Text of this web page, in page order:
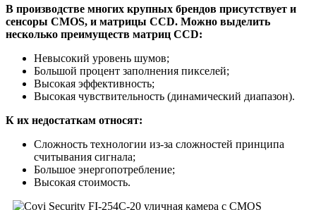
В производстве многих крупных брендов присутствует и
сенсоры CMOS, и матрицы CCD. Можно выделить
несколько преимуществ матриц CCD:
Невысокий уровень шумов;
Большой процент заполнения пикселей;
Высокая эффективность;
Высокая чувствительность (динамический диапазон).
К их недостаткам относят:
Сложность технологии из-за сложностей принципа
считывания сигнала;
Большое энергопотребление;
Высокая стоимость.